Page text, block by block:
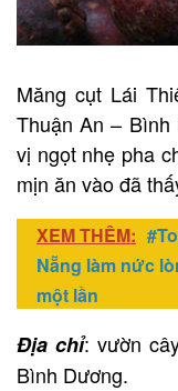
Măng cụt Lái
Thuận An –
vị ngọt nhẹ pha
mịn ăn vào đã
XEM THÊM:
Nẵng làm nức
một lần
Địa chỉ: vườn
Bình Dương.